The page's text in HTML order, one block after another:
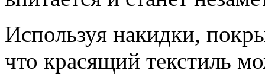
Используя накидки,
что красящий текстиль